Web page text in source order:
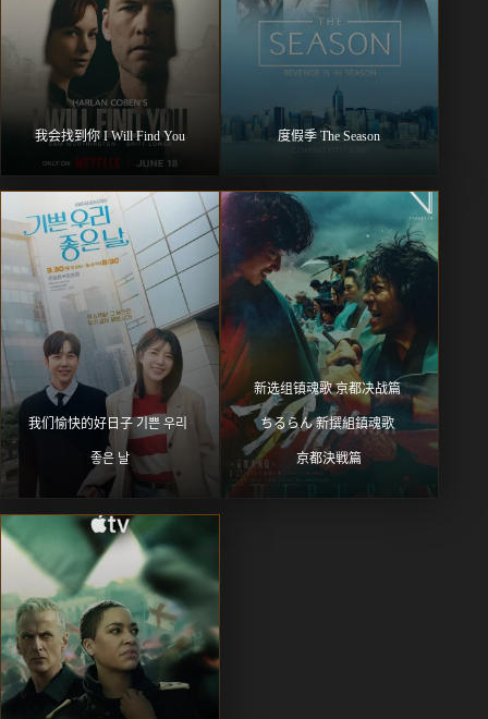
我会找到你 I Will Find You 度假季 The Season
我们愉快的好日子 기쁜 우리
좋은 날
新选组镇魂歌 京都决战篇
ちるらん 新撰組鎮魂歌
京都決戦篇